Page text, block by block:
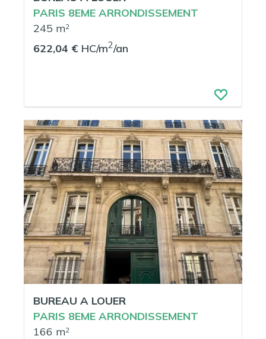
PARIS 8EME ARRONDISSEMENT
245 m2
622,04 € HC/m2/an
BUREAU A LOUER
PARIS 8EME ARRONDISSEMENT
166 m2